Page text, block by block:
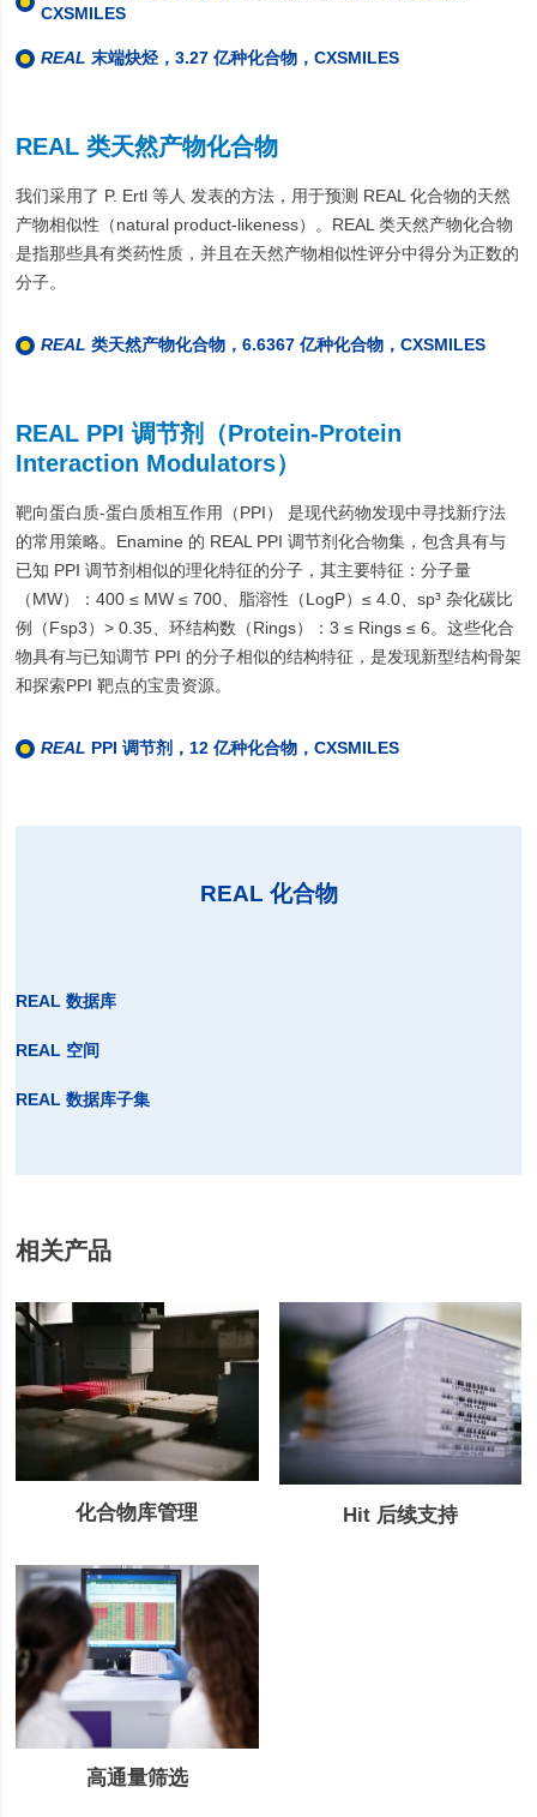
CXSMILES
REAL 末端炔烃，3.27 亿种化合物，CXSMILES
REAL 类天然产物化合物
我们采用了 P. Ertl 等人 发表的方法，用于预测 REAL 化合物的天然
产物相似性（natural product-likeness）。REAL 类天然产物化合物
是指那些具有类药性质，并且在天然产物相似性评分中得分为正数的
分子。
REAL 类天然产物化合物，6.6367 亿种化合物，CXSMILES
REAL PPI 调节剂（Protein-Protein
Interaction Modulators）
靶向蛋白质-蛋白质相互作用（PPI） 是现代药物发现中寻找新疗法
的常用策略。Enamine 的 REAL PPI 调节剂化合物集，包含具有与
已知 PPI 调节剂相似的理化特征的分子，其主要特征：分子量
（MW）：400 ≤ MW ≤ 700、脂溶性（LogP）≤ 4.0、sp³ 杂化碳比
例（Fsp3）> 0.35、环结构数（Rings）：3 ≤ Rings ≤ 6。这些化合
物具有与已知调节 PPI 的分子相似的结构特征，是发现新型结构骨架
和探索PPI 靶点的宝贵资源。
REAL PPI 调节剂，12 亿种化合物，CXSMILES
REAL 化合物
REAL 数据库
REAL 空间
REAL 数据库子集
相关产品
化合物库管理 Hit 后续支持
高通量筛选